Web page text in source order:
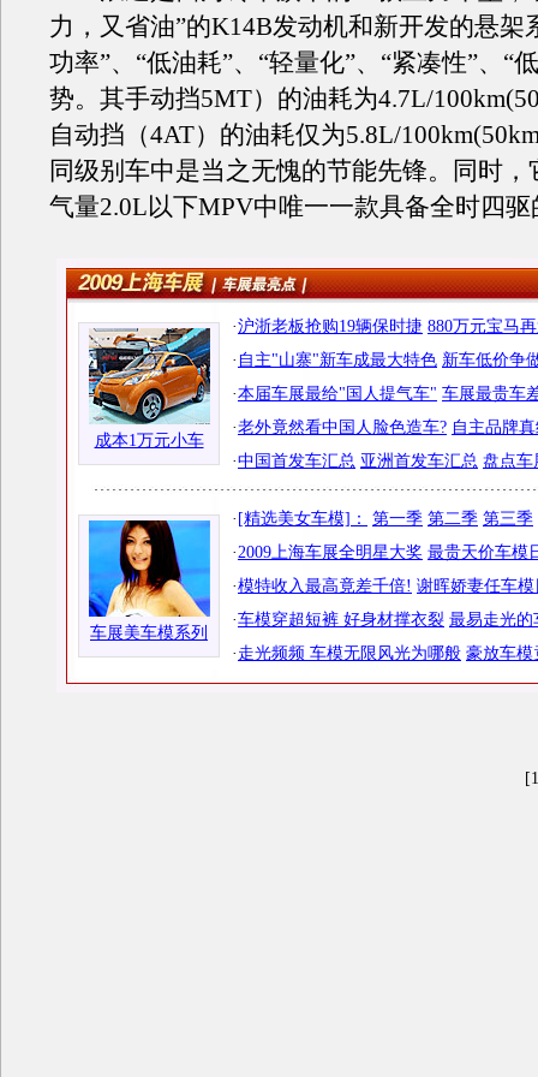
力，又省油”的K14B发动机和新开发的悬架
功率”、“低油耗”、“轻量化”、“紧凑性”、“
势。其手动挡5MT）的油耗为4.7L/
自动挡（4AT）的油耗仅为5.8L/
同级别车中是当之无愧的节能先锋。同时，
气量2.0L以下MPV中唯一一款具备全时四驱
成本1万元小车
·沪浙老板抢购19辆保时捷 880万元宝马
· 自主"山寨"新车成最大特色 新车低价争
·本届车展最给"国人提气车" 车展最贵车
·老外竟然看中国人脸色造车? 自主品牌
·中国首发车汇总 亚洲首发车汇总 盘点车
车展美车模系列
· [精选美女车模]： 第一季 第二季 第三季
·2009上海车展全明星大奖 最贵天价车模
·模特收入最高竟差千倍! 谢晖娇妻任车
·车模穿超短裤 好身材撑衣裂 最易走光的
· 走光频频 车模无限风光为哪般 豪放车模